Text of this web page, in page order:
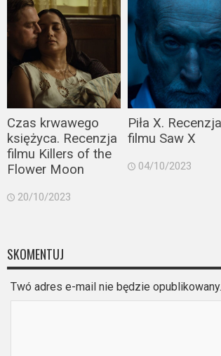
Podsumowania
2023
2022
2021
2020
2019
2018
2017
2015
Czas krwawego
księżyca. Recenzja
filmu Killers of the
Flower Moon
20/10/2023
Piła X. Recenzja
filmu Saw X
04/10/2023
SKOMENTUJ
Twó adres e-mail nie będzie